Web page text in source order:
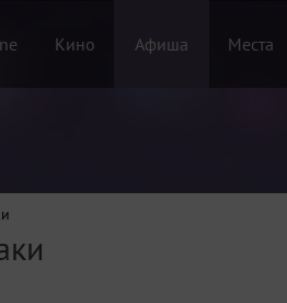
Кино Афиша Места